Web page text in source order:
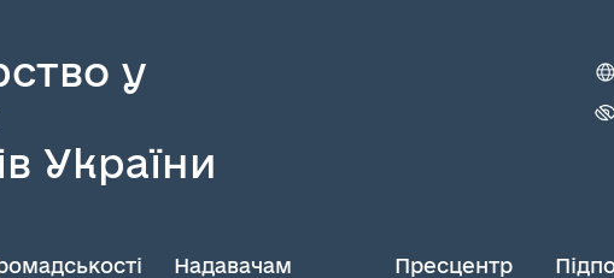
у
України
Надавачам
Пресцентр